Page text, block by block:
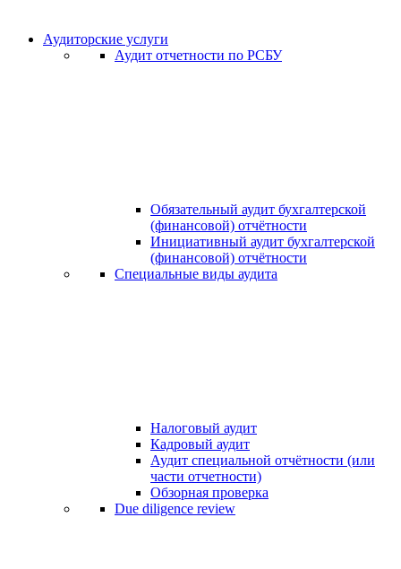
Аудиторские услуги
Аудит отчетности по РСБУ
Обязательный аудит бухгалтерской
(финансовой) отчётности
Инициативный аудит бухгалтерской
(финансовой) отчётности
Специальные виды аудита
Налоговый аудит
Кадровый аудит
Аудит специальной отчётности (или
части отчетности)
Обзорная проверка
Due diligence review